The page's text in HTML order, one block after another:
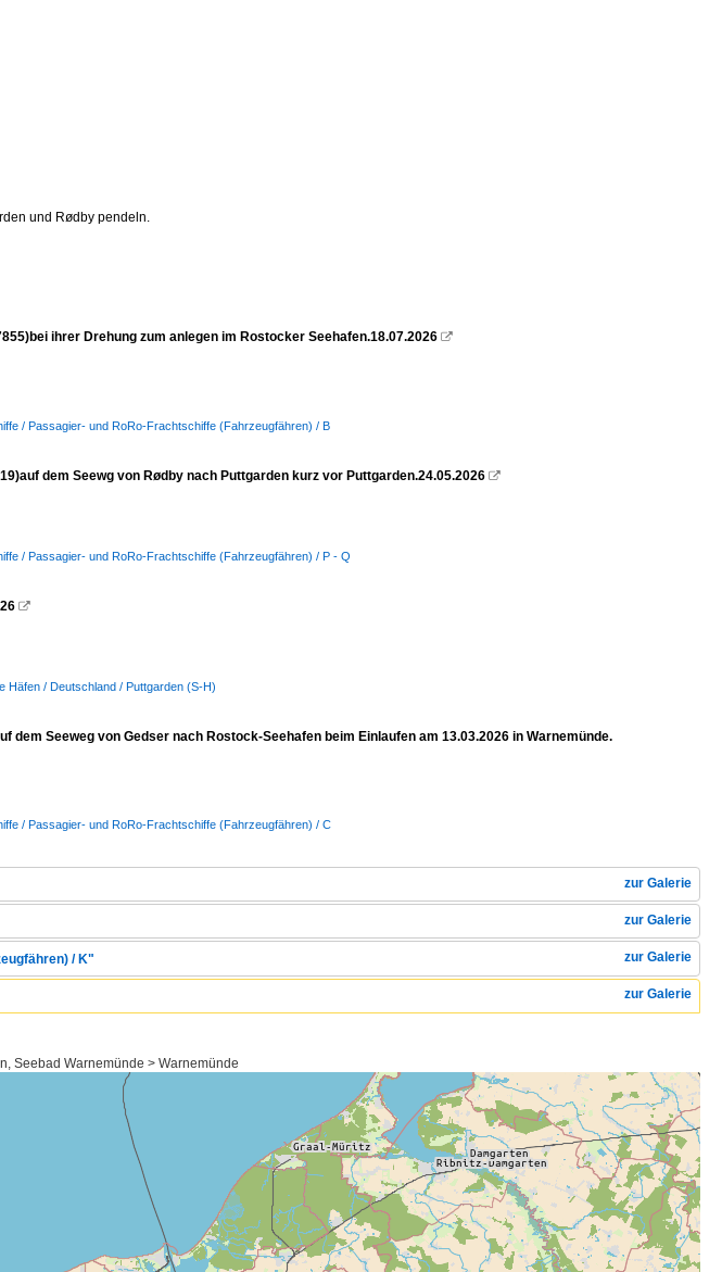
und Rødby pendeln.
ihrer Drehung zum anlegen im Rostocker Seehafen.18.07.2026 
/ Passagier- und RoRo-Frachtschiffe (Fahrzeugfähren) / B
dem Seewg von Rødby nach Puttgarden kurz vor Puttgarden.24.05.2026 
/ Passagier- und RoRo-Frachtschiffe (Fahrzeugfähren) / P - Q

Häfen / Deutschland / Puttgarden (S-H)
dem Seeweg von Gedser nach Rostock-Seehafen beim Einlaufen am 13.03.2026 in Warnemünde.
/ Passagier- und RoRo-Frachtschiffe (Fahrzeugfähren) / C
zur Galerie
zur Galerie
zur Galerie
/ K"
zur Galerie
Seebad Warnemünde > Warnemünde